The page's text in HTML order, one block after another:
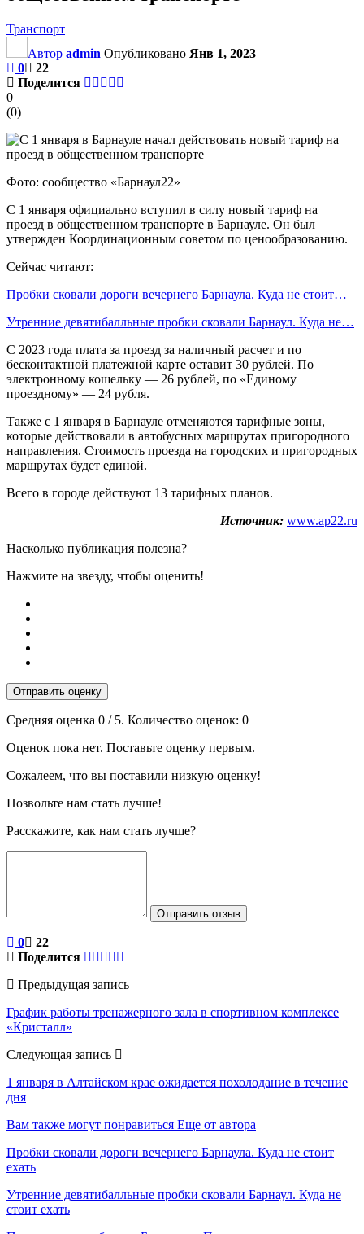
Транспорт
Автор admin Опубликовано Янв 1, 2023
0
22
Поделится
0
(0)
Фото: сообщество «Барнаул22»
С 1 января официально вступил в силу новый тариф на
проезд в общественном транспорте в Барнауле. Он был
утвержден Координационным советом по ценообразованию.
Сейчас читают:
Пробки сковали дороги вечернего Барнаула. Куда не стоит…
Утренние девятибалльные пробки сковали Барнаул. Куда не…
С 2023 года плата за проезд за наличный расчет и по
бесконтактной платежной карте оставит 30 рублей. По
электронному кошельку — 26 рублей, по «Единому
проездному» — 24 рубля.
Также с 1 января в Барнауле отменяются тарифные зоны,
которые действовали в автобусных маршрутах пригородного
направления. Стоимость проезда на городских и пригородных
маршрутах будет единой.
Всего в городе действуют 13 тарифных планов.
Источник: www.ap22.ru
Насколько публикация полезна?
Нажмите на звезду, чтобы оценить!
Отправить оценку
Средняя оценка 0 / 5. Количество оценок: 0
Оценок пока нет. Поставьте оценку первым.
Сожалеем, что вы поставили низкую оценку!
Позвольте нам стать лучше!
Расскажите, как нам стать лучше?
Отправить отзыв
0
22
Поделится
Предыдущая запись
График работы тренажерного зала в спортивном комплексе
«Кристалл»
Следующая запись
1 января в Алтайском крае ожидается похолодание в течение
дня
Вам также могут понравиться Еще от автора
Пробки сковали дороги вечернего Барнаула. Куда не стоит
ехать
Утренние девятибалльные пробки сковали Барнаул. Куда не
стоит ехать